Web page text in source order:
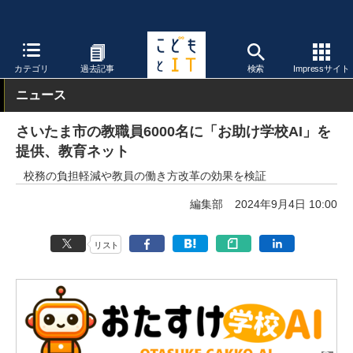
カテゴリ 過去記事 検索 Impressサイト
こどもとIT 製品・サービス 校務支援システム
ニュース
さいたま市の教職員6000名に「お助け学校AI」を
提供、教育ネット
校務の負担軽減や教員の働き方改革の効果を検証
編集部 2024年9月4日 10:00
リスト